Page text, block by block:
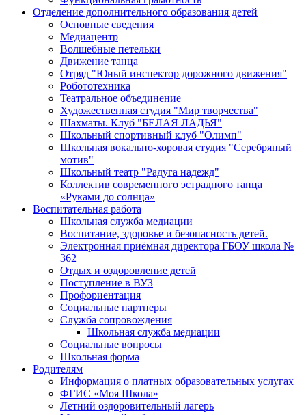
Отделение дополнительного образования детей
Основные сведения
Медиацентр
Волшебные петельки
Движение танца
Отряд "Юный инспектор дорожного движения"
Робототехника
Театральное объединение
Художественная студия "Мир творчества"
Шахматы. Клуб "БЕЛАЯ ЛАДЬЯ"
Школьный спортивный клуб "Олимп"
Школьная вокально-хоровая студия "Серебряный
мотив"
Школьный театр "Радуга надежд"
Коллектив современного эстрадного танца
«Руками до солнца»
Воспитательная работа
Школьная служба медиации
Воспитание, здоровье и безопасность детей.
Электронная приёмная директора ГБОУ школа №
362
Отдых и оздоровление детей
Поступление в ВУЗ
Профориентация
Социальные партнеры
Служба сопровождения
Школьная служба медиации
Социальные вопросы
Школьная форма
Родителям
Информация о платных образовательных услугах
ФГИС «Моя Школа»
Летний оздоровительный лагерь